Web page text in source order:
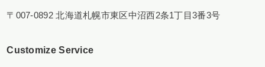
〒007-0892 北海道札幌市東区中沼西2条1丁目3番3号
Customize Service